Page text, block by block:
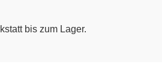
bis zum Lager.